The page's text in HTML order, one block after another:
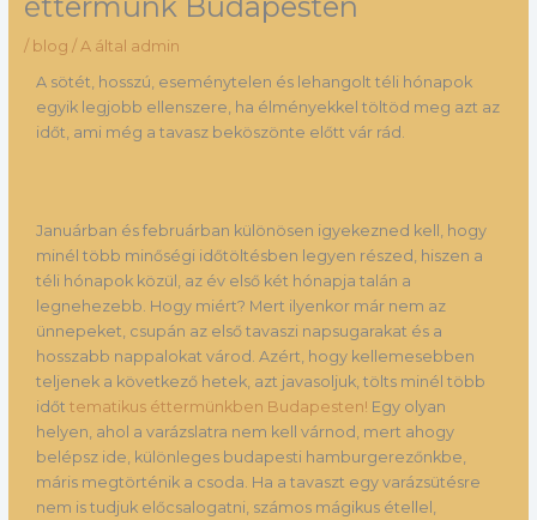
/ blog / A által admin
A sötét, hosszú, eseménytelen és lehangolt téli hónapok
egyik legjobb ellenszere, ha élményekkel töltöd meg azt az
időt, ami még a tavasz beköszönte előtt vár rád.
Januárban és februárban különösen igyekezned kell, hogy
minél több minőségi időtöltésben legyen részed, hiszen a
téli hónapok közül, az év első két hónapja talán a
legnehezebb. Hogy miért? Mert ilyenkor már nem az
ünnepeket, csupán az első tavaszi napsugarakat és a
hosszabb nappalokat várod. Azért, hogy kellemesebben
teljenek a következő hetek, azt javasoljuk, tölts minél több
időt tematikus éttermünkben Budapesten! Egy olyan
helyen, ahol a varázslatra nem kell várnod, mert ahogy
belépsz ide, különleges budapesti hamburgerezőnkbe,
máris megtörténik a csoda. Ha a tavaszt egy varázsütésre
nem is tudjuk előcsalogatni, számos mágikus étellel,